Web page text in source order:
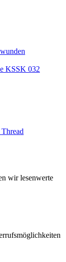
KSSK 032
wir lesenwerte